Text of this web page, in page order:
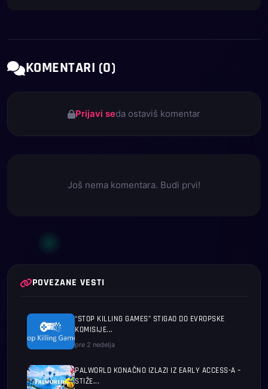
KOMENTARI (0)
Prijavi seda ostaviš komentar
Još nema komentara. Budi prvi!
POVEZANE VESTI
“STOP KILLING GAMES” STIGAO DO EVROPSKE
KOMISIJE...
pre 2 nedelja
PALWORLD KONAČNO IZLAZI IZ EARLY ACCESS-A –
STIŽE...